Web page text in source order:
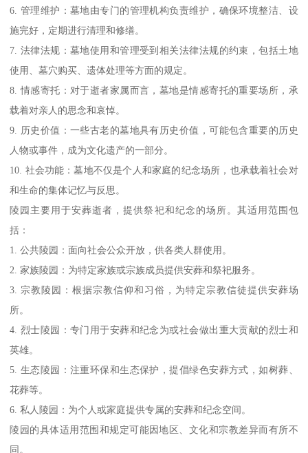
6. 管理维护：墓地由专门的管理机构负责维护，确保环境整洁、设
施完好，定期进行清理和修缮。
7. 法律法规：墓地使用和管理受到相关法律法规的约束，包括土地
使用、墓穴购买、遗体处理等方面的规定。
8. 情感寄托：对于逝者家属而言，墓地是情感寄托的重要场所，承
载着对亲人的思念和哀悼。
9. 历史价值：一些古老的墓地具有历史价值，可能包含重要的历史
人物或事件，成为文化遗产的一部分。
10. 社会功能：墓地不仅是个人和家庭的纪念场所，也承载着社会对
和生命的集体记忆与反思。
陵园主要用于安葬逝者，提供祭祀和纪念的场所。其适用范围包
括：
1. 公共陵园：面向社会公众开放，供各类人群使用。
2. 家族陵园：为特定家族或宗族成员提供安葬和祭祀服务。
3. 宗教陵园：根据宗教信仰和习俗，为特定宗教信徒提供安葬场
所。
4. 烈士陵园：专门用于安葬和纪念为或社会做出重大贡献的烈士和
英雄。
5. 生态陵园：注重环保和生态保护，提倡绿色安葬方式，如树葬、
花葬等。
6. 私人陵园：为个人或家庭提供专属的安葬和纪念空间。
陵园的具体适用范围和规定可能因地区、文化和宗教差异而有所不
同。